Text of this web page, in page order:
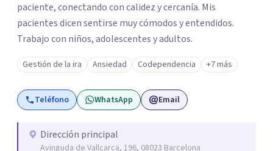
paciente, conectando con calidez y cercanía. Mis
pacientes dicen sentirse muy cómodos y entendidos.
Trabajo con niños, adolescentes y adultos.
Gestión de la ira Ansiedad Codependencia +7 más
Teléfono WhatsApp Email
Dirección principal
Avinguda de Vallcarca, 196, 08023 Barcelona